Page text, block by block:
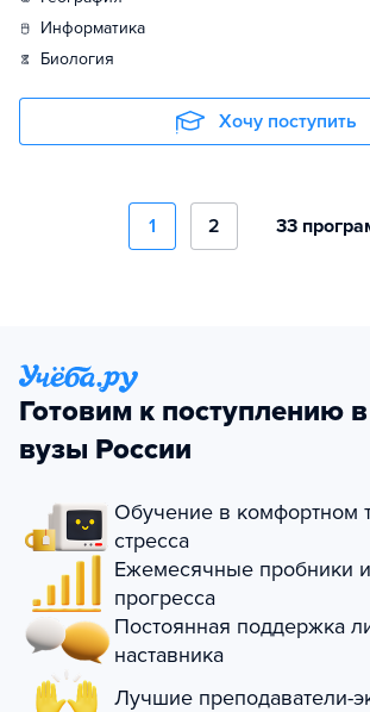
информатика
биология
Хочу поступить
1 2 33
Готовим к поступлению
вузы России
Обучение в комфортном
стресса
Ежемесячные пробники
прогресса
Постоянная поддержка
наставника
Лучшие преподаватели-